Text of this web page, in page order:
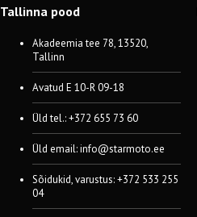
Tallinna pood
Akadeemia tee 78, 13520,
Tallinn
Avatud E 10-R 09-18
Üld tel.: +372 655 73 60
Üld email:info@starmoto.ee
Sõidukid, varustus: +372 533 255
04